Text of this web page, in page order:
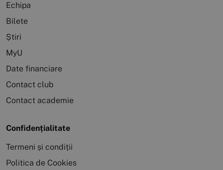
Echipa
Bilete
Știri
MyU
Date financiare
Contact club
Contact academie
Confidențialitate
Termeni și condiții
Politica de Cookies